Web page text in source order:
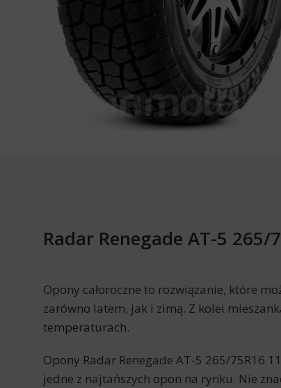
Radar Renegade AT-5 265/
Opony całoroczne to rozwiązanie, które
zarówno latem, jak i zimą. Z kolei
temperaturach.
Opony Radar Renegade AT-5 265/75R16
jedne z najtańszych opon na rynku. Nie